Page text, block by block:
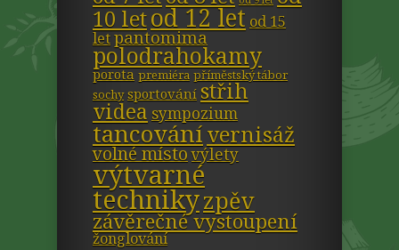
10 letod 12 let od 15
letpantomima
polodrahokamy
porota premiéra příměstský tábor
sochy sportování střih
videa sympozium
tancovánívernisáž
volné místovýlety
výtvarné
technikyzpěv
závěrečné vystoupení
žonglování